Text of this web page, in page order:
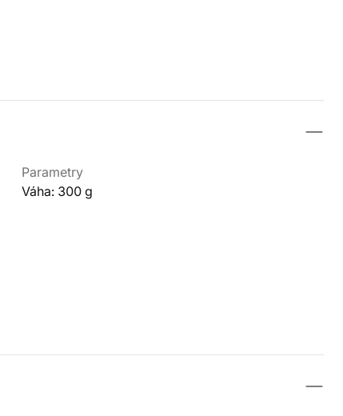
Parametry
Váha: 300 g